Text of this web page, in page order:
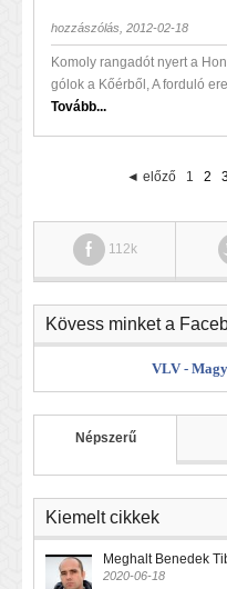
hozzászólás, 2012-02-18
Komoly rangadót nyert a
gólok a Kőérből, A forduló
Tovább...
◄ előző 1 2
112k
Kövess minket a
VLV -
Népszerű
Kiemelt cikkek
Meghalt Benedek
2020-06-18